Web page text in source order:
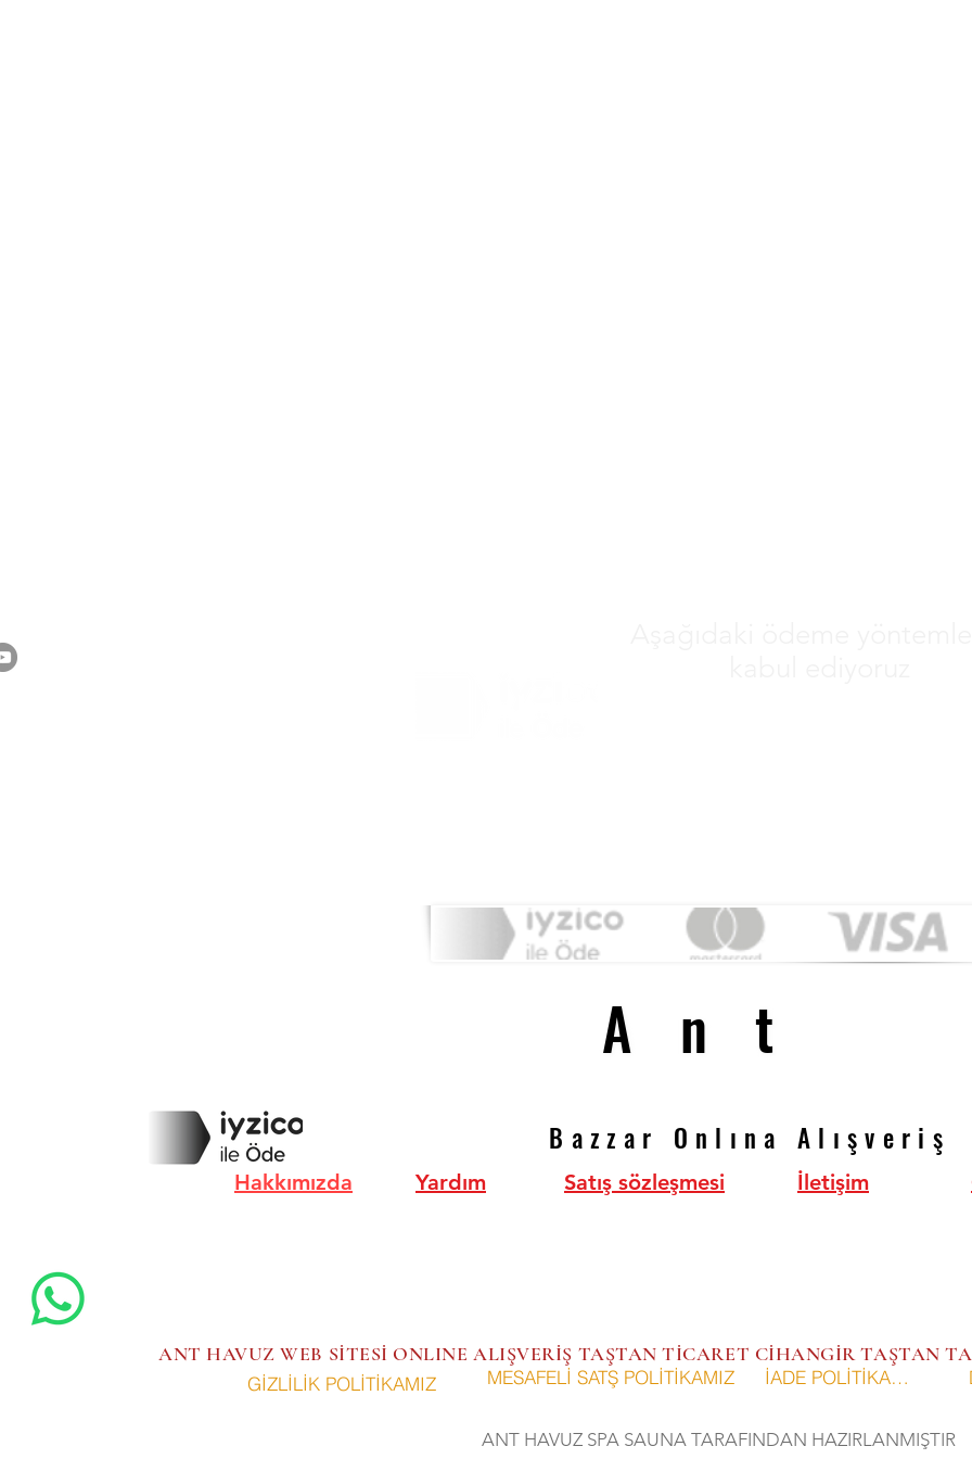
Ant
Ant
Bazzar Onlına Alışveriş
Bazzar Onlına Alışveriş
Hakkımızda Yardım Satış sözleşmesi İletişim
GİZLİLİK POLİTİKAMIZ MESAFELİ SATŞ POLİTİKAMIZ İADE POLİTİKAMIZ
ANT HAVUZ WEB SİTESİ ONLINE ALIŞVERİŞ TAŞTAN TİCARET CİHANGİR TAŞTAN
ANT HAVUZ SPA SAUNA TARAFINDAN HAZIRLANMIŞTIR